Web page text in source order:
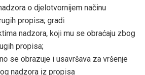
o djelotvornijem načinu
propisa; gradi
nadzora, koji mu se obraćaju zbog
propisa;
se obrazuje i usavršava za vršenje
nadzora iz propisa